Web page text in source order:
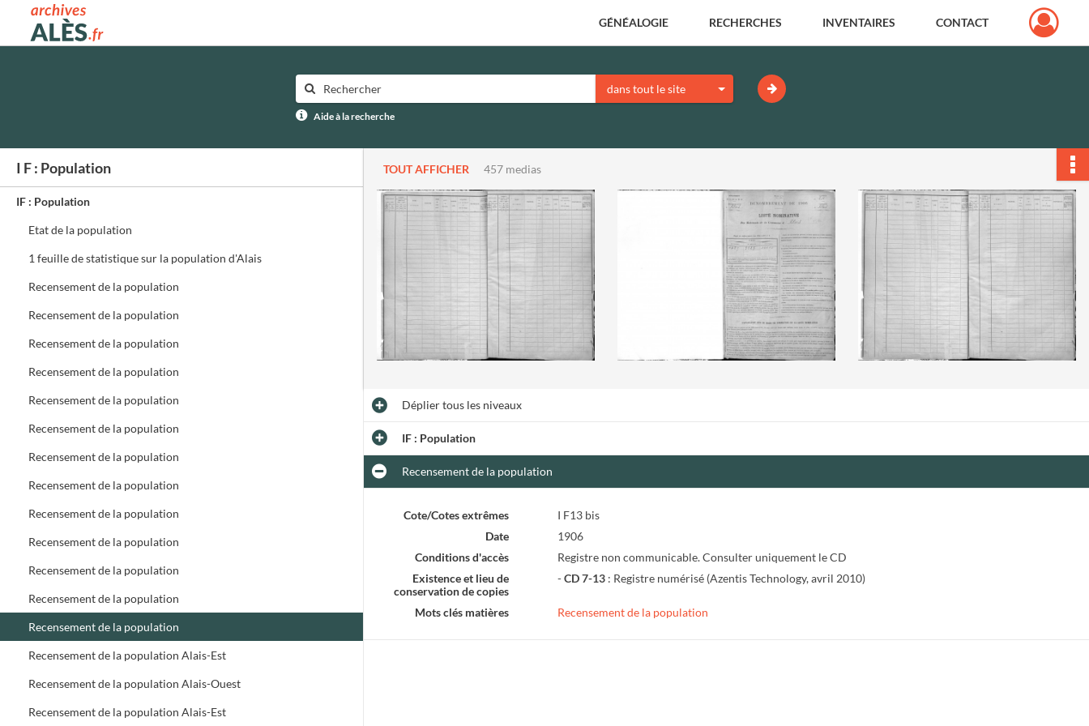
Archives municipales d'Alès GÉNÉALOGIE RECHERCHES INVENTAIRES CONTACT
dans tout le site
Aide à la recherche
I F : Population
IF : Population
Etat de la population
1 feuille de statistique sur la population d'Alais
Recensement de la population
Recensement de la population
Recensement de la population
Recensement de la population
Recensement de la population
Recensement de la population
Recensement de la population
Recensement de la population
Recensement de la population
Recensement de la population
Recensement de la population
Recensement de la population
Recensement de la population
Recensement de la population Alais-Est
Recensement de la population Alais-Ouest
Recensement de la population Alais-Est
TOUT AFFICHER 457 medias
Dépliertous les niveaux
IF : Population
Recensement de la population
Cote/Cotes extrêmes
I F13 bis
Date
1906
Conditions d'accès
Registre non communicable. Consulter uniquement le CD
Existence et lieu de
conservation de copies
-CD 7-13: Registre numérisé (Azentis Technology, avril 2010)
Mots clés matières Recensement de la population